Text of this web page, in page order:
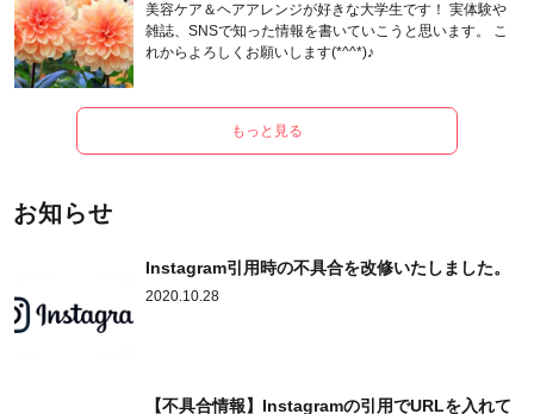
美容ケア＆ヘアアレンジが好きな大学生です！ 実体験や
雑誌、SNSで知った情報を書いていこうと思います。 こ
れからよろしくお願いします(*^^*)♪
もっと見る
お知らせ
Instagram引用時の不具合を改修いたしました。
2020.10.28
【不具合情報】Instagramの引用でURLを入れて